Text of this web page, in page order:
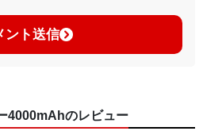
ント送信
4000mAhのレビュー